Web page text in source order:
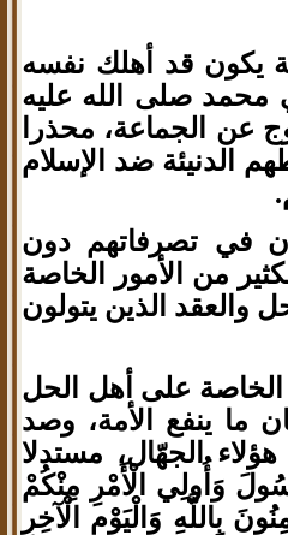
يكون قد أهلك نفسه
محمد صلى الله عليه
عن الجماعة، محذرا
الدنيئة ضد الإسلام
في تصرفاتهم دون
من الأمور الخاصة
والعقد الذين يتولون
على أهل الحل
ما ينفع الأمة، وصد
الجهّال، مستدلا
وَأُولِي الْأَمْرِ مِنْكُمْ
بِاللَّهِ وَالْيَوْمِ الْآخِرِ